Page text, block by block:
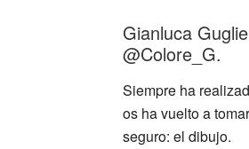
Gianluca
@Colore_G.
Siempre ha
os ha vuelto a
seguro: el dibujo.